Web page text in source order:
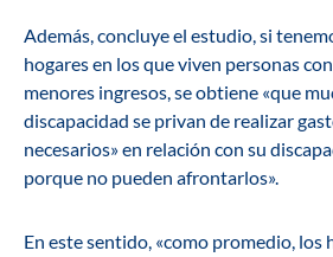
Además, concluye el estudio, si
hogares en los que viven personas
menores ingresos, se obtiene «que
discapacidad se privan de realizar
necesarios» en relación con su
porque no pueden afrontarlos».
En este sentido, «como promedio, los